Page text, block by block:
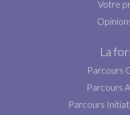
Votre
La
Parcours
Parcours
Parcours